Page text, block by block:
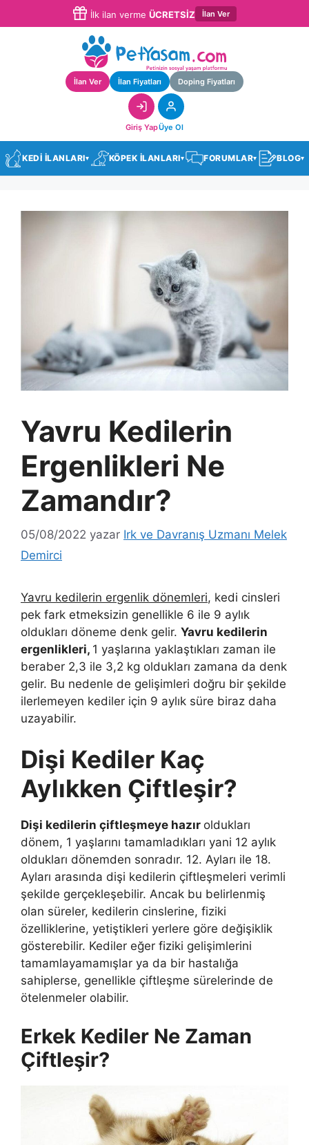
İlk ilan verme ÜCRETSİZ İlan Ver
İlan Ver İlan Fiyatları Doping Fiyatları
Giriş YapÜye Ol
KEDİ İLANLARI▾ KÖPEK İLANLARI▾ FORUMLAR▾ BLOG▾
Yavru Kedilerin
Ergenlikleri Ne
Zamandır?
05/08/2022 yazar Irk ve Davranış Uzmanı Melek
Demirci
Yavru kedilerin ergenlik dönemleri, kedi cinsleri
pek fark etmeksizin genellikle 6 ile 9 aylık
oldukları döneme denk gelir. Yavru kedilerin
ergenlikleri, 1 yaşlarına yaklaştıkları zaman ile
beraber 2,3 ile 3,2 kg oldukları zamana da denk
gelir. Bu nedenle de gelişimleri doğru bir şekilde
ilerlemeyen kediler için 9 aylık süre biraz daha
uzayabilir.
Dişi Kediler Kaç
Aylıkken Çiftleşir?
Dişi kedilerin çiftleşmeye hazır oldukları
dönem, 1 yaşlarını tamamladıkları yani 12 aylık
oldukları dönemden sonradır. 12. Ayları ile 18.
Ayları arasında dişi kedilerin çiftleşmeleri verimli
şekilde gerçekleşebilir. Ancak bu belirlenmiş
olan süreler, kedilerin cinslerine, fiziki
özelliklerine, yetiştikleri yerlere göre değişiklik
gösterebilir. Kediler eğer fiziki gelişimlerini
tamamlayamamışlar ya da bir hastalığa
sahiplerse, genellikle çiftleşme sürelerinde de
ötelenmeler olabilir.
Erkek Kediler Ne Zaman
Çiftleşir?